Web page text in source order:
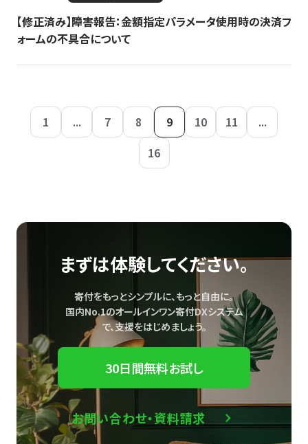
【修正済み】障害報告：金額指定パラメータ使用時の決済フ
ォームの不具合について
1 ... 7 8 9 10 11
...
16
まずは体験してください。
寄付をもっとシンプルに、もっと自由に。
国内No.1のオールインワン寄付DXシステム
で、支援をはじめましょう。
30日間無料お試し
お問い合わせ・資料請求